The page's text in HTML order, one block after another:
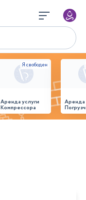
Аренда услуги
Компрессора